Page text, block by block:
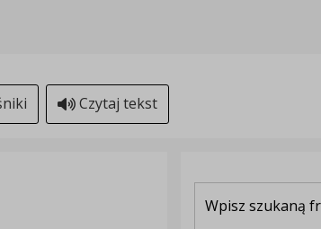
Czytaj tekst